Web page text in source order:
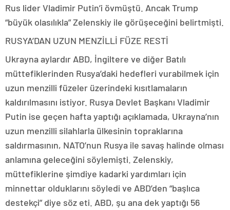
Rus lider Vladimir Putin’i övmüştü. Ancak Trump
“büyük olasılıkla” Zelenskiy ile görüşeceğini belirtmişti.
RUSYA’DAN UZUN MENZİLLİ FÜZE RESTİ
Ukrayna aylardır ABD, İngiltere ve diğer Batılı
müttefiklerinden Rusya’daki hedefleri vurabilmek için
uzun menzilli füzeler üzerindeki kısıtlamaların
kaldırılmasını istiyor. Rusya Devlet Başkanı Vladimir
Putin ise geçen hafta yaptığı açıklamada, Ukrayna’nın
uzun menzilli silahlarla ülkesinin topraklarına
saldırmasının, NATO’nun Rusya ile savaş halinde olması
anlamına geleceğini söylemişti. Zelenskiy,
müttefiklerine şimdiye kadarki yardımları için
minnettar olduklarını söyledi ve ABD’den “başlıca
destekçi” diye söz eti. ABD, şu ana dek yaptığı 56